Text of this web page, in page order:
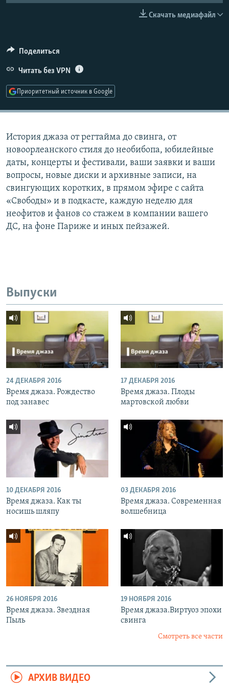
СОЦИАЛЬНЫЕ СЕТИ
Скачать медиафайл
Поделиться
Читать без VPN
Приоритетный источник в Google
История джаза от регтайма до свинга, от
новоорлеанского стиля до необибопа, юбилейные
даты, концерты и фестивали, ваши заявки и ваши
вопросы, новые диски и архивные записи, на
свингующих коротких, в прямом эфире с сайта
«Свободы» и в подкасте, каждую неделю для
неофитов и фанов со стажем в компании вашего
ДС, на фоне Париже и иных пейзажей.
Выпуски
24 ДЕКАБРЯ 2016
Время джаза. Рождество
под занавес
17 ДЕКАБРЯ 2016
Время джаза. Плоды
мартовской любви
10 ДЕКАБРЯ 2016
Время джаза. Как ты
носишь шляпу
03 ДЕКАБРЯ 2016
Время джаза. Современная
волшебница
26 НОЯБРЯ 2016
Время джаза. Звездная
Пыль
19 НОЯБРЯ 2016
Время джаза.Виртуоз эпохи
свинга
Смотреть все части
АРХИВ ВИДЕО